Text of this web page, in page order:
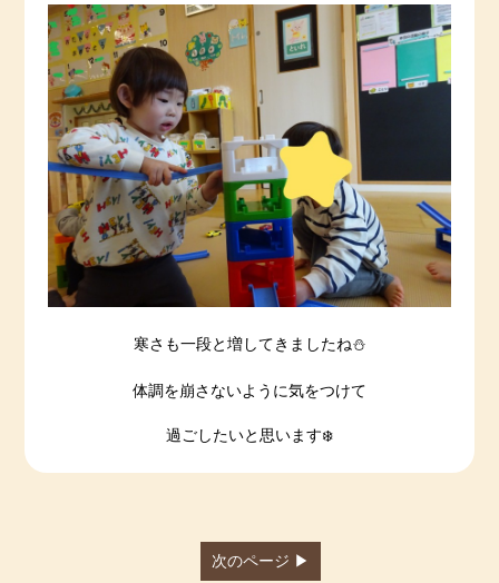
寒さも一段と増してきましたね⛄
体調を崩さないように気をつけて
過ごしたいと思います❄️
次のページ ▶